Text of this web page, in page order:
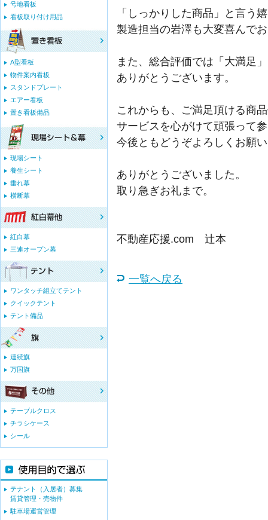
「しっかりした商品」と言う
製造担当の岩澤も大変喜んで
また、総合評価では「大満足
ありがとうございます。
これからも、ご満足頂ける商
サービスを心がけて頑張って
今後ともどうぞよろしくお願
ありがとうございました。
取り急ぎお礼まで。
不動産応援.com 辻本
一覧へ戻る
号地看板
看板取り付け用品
A型看板
物件案内看板
スタンドプレート
エアー看板
置き看板備品
現場シート
養生シート
垂れ幕
横断幕
紅白幕
三連オープン幕
ワンタッチ組立てテント
クイックテント
テント備品
連続旗
万国旗
テーブルクロス
チラシケース
シール
テナント（入居者）募集
賃貸管理・売物件
駐車場運営管理